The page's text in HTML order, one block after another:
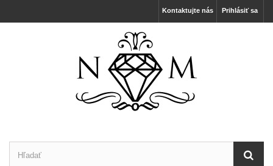
Prihlásiť sa
Kontaktujte nás